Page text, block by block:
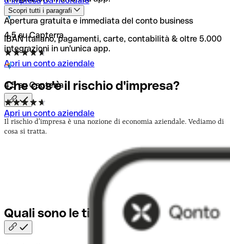
Scopri tutti i paragrafi
Apertura gratuita e immediata del conto business
IBAN italiano, pagamenti, carte, contabilità & oltre 5.000
integrazioni in un'unica app.
4,5 su Capterra
Apri un conto aziendale
4,5 su Capterra
Apri un conto aziendale
Che cos'è il rischiod'impresa?
Il rischio d’impresa è una nozione di economia aziendale. Vediamo di
cosa si tratta.
Quali sono le tipologie dirischio?